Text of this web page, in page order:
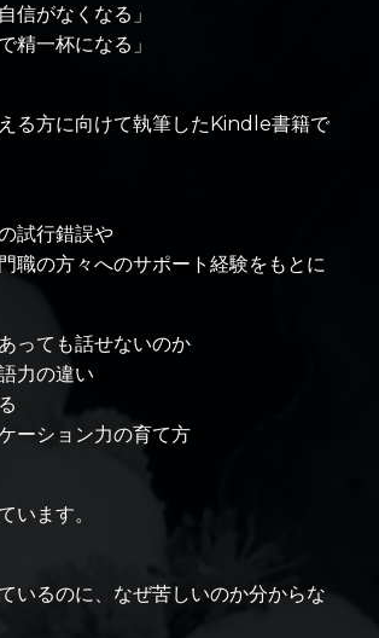
信がなくなる」
精一杯になる」
る方に向けて執筆したKindle書籍で
試行錯誤や
職の方々へのサポート経験をもとに
っても話せないのか
力の違い
ーション力の育て方
います。
いるのに、なぜ苦しいのか分からな